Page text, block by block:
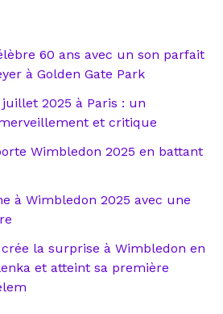
60 ans avec un son parfait
à Golden Gate Park
2025 à Paris : un
et critique
Wimbledon 2025 en battant
à Wimbledon 2025 avec une
la surprise à Wimbledon en
et atteint sa première